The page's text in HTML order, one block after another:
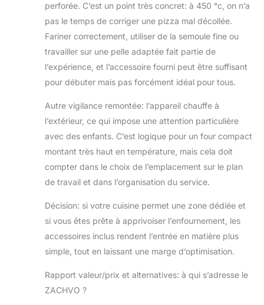
perforée. C’est un point très concret: à 450 °c, on n’a
pas le temps de corriger une pizza mal décollée.
Fariner correctement, utiliser de la semoule fine ou
travailler sur une pelle adaptée fait partie de
l’expérience, et l’accessoire fourni peut être suffisant
pour débuter mais pas forcément idéal pour tous.
Autre vigilance remontée: l’appareil chauffe à
l’extérieur, ce qui impose une attention particulière
avec des enfants. C’est logique pour un four compact
montant très haut en température, mais cela doit
compter dans le choix de l’emplacement sur le plan
de travail et dans l’organisation du service.
Décision: si votre cuisine permet une zone dédiée et
si vous êtes prête à apprivoiser l’enfournement, les
accessoires inclus rendent l’entrée en matière plus
simple, tout en laissant une marge d’optimisation.
Rapport valeur/prix et alternatives: à qui s’adresse le
ZACHVO ?